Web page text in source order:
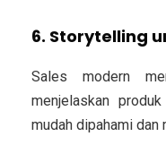
6. Storytelling
Sales modern
menjelaskan
mudah dipahami dan